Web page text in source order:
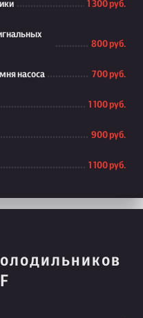
1 300 руб.
800 руб.
насоса 700 руб.
1 100 руб.
900 руб.
1 100 руб.